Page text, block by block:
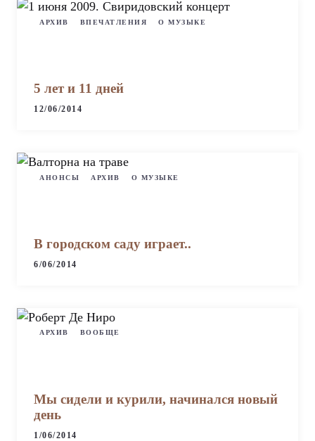
АРХИВ ВПЕЧАТЛЕНИЯ О МУЗЫКЕ
5 лет и 11 дней
12/06/2014
АНОНСЫ АРХИВ О МУЗЫКЕ
В городском саду играет..
6/06/2014
АРХИВ ВООБЩЕ
Мы сидели и курили, начинался новый
день
1/06/2014